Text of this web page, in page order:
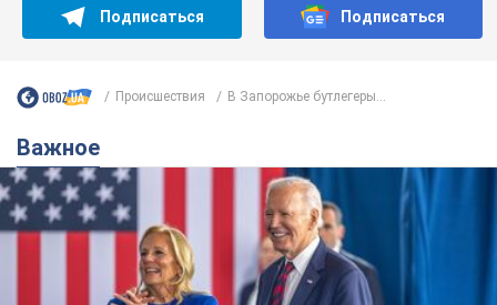
Подписаться Подписаться
Происшествия В Запорожье бутлегеры...
Важное